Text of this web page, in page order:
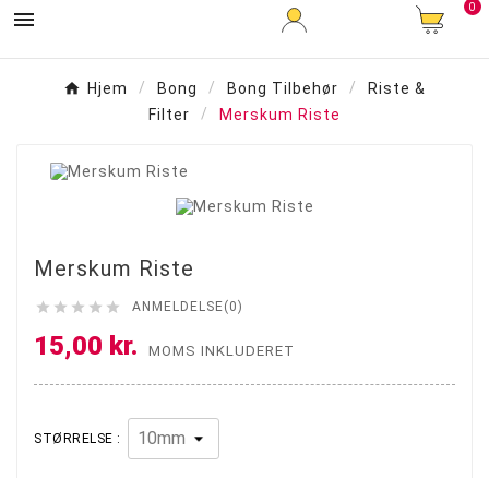
 0
Hjem Bong Bong Tilbehør
Riste &
Filter
Merskum Riste
Merskum Riste
     ANMELDELSE(0)
15,00 kr. MOMS INKLUDERET
STØRRELSE :